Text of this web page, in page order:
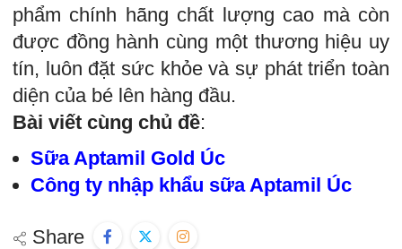
phẩm chính hãng chất lượng cao mà còn
được đồng hành cùng một thương hiệu uy
tín, luôn đặt sức khỏe và sự phát triển toàn
diện của bé lên hàng đầu.
Bài viết cùng chủ đề:
Sữa Aptamil Gold Úc
Công ty nhập khẩu sữa Aptamil Úc
Share